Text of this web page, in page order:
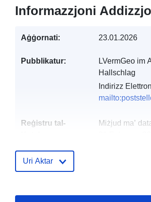
Informazzjoni
Aġġornati: 23.01.2026
Pubblikatur:
LVermGeo im
Hallschlag
Indirizz
Reġistru tal-
Miżjud ma’
50.3581 ], [ 6.43609,
Uri Aktar